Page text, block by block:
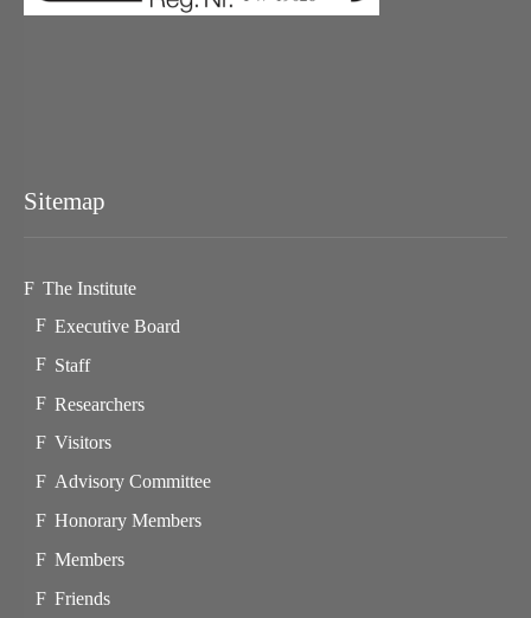
Sitemap
The Institute
Executive Board
Staff
Researchers
Visitors
Advisory Committee
Honorary Members
Members
Friends